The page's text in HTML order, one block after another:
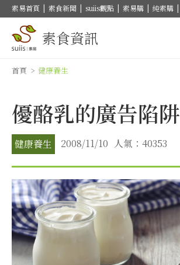
素易首頁 | 素食新聞 | suiis觀點 | 素易購 | 純素購 |
素食資訊
首頁 > 健康養生
優酪乳的廣告陷阱
健康養生 2008/11/10 人氣：40353